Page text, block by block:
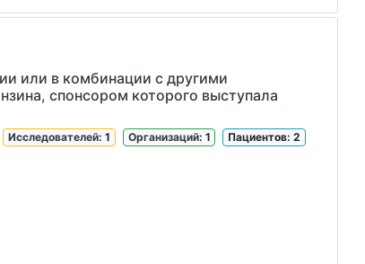
или в комбинации с другими
спонсором которого выступала
Пациентов: 2
Организаций: 1
Исследователей: 1